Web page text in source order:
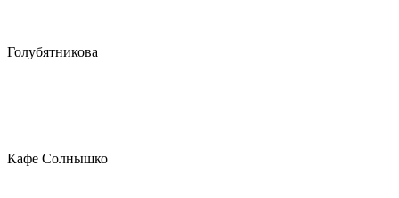
Голубятникова
Кафе Солнышко